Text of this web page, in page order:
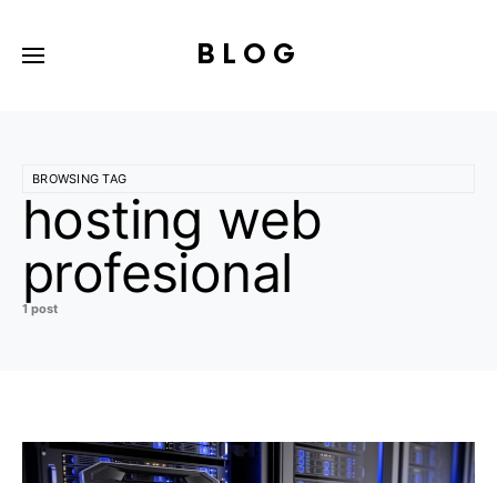
BLOG
BROWSING TAG
hosting web
profesional
1 post